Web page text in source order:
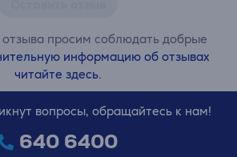
просим соблюдать добрые
информацию об отзывах
читайте здесь.
вопросы, обращайтесь к нам!
640 6400